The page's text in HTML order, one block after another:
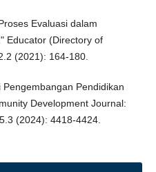
Evaluasi dalam
Educator (Directory of
(2021): 164-180.
Pendidikan
Development Journal:
(2024): 4418-4424.